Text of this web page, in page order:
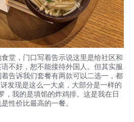
堂，门口写着告示说这里是给社区和
不好，恕不能接待外国人。但其实服
告诉我们套餐有两款可以二选一，都
发现是这么一大桌，大部分是一样的
，我的是填馅的炸鸡排。这是我在日
性价比最高的一餐。